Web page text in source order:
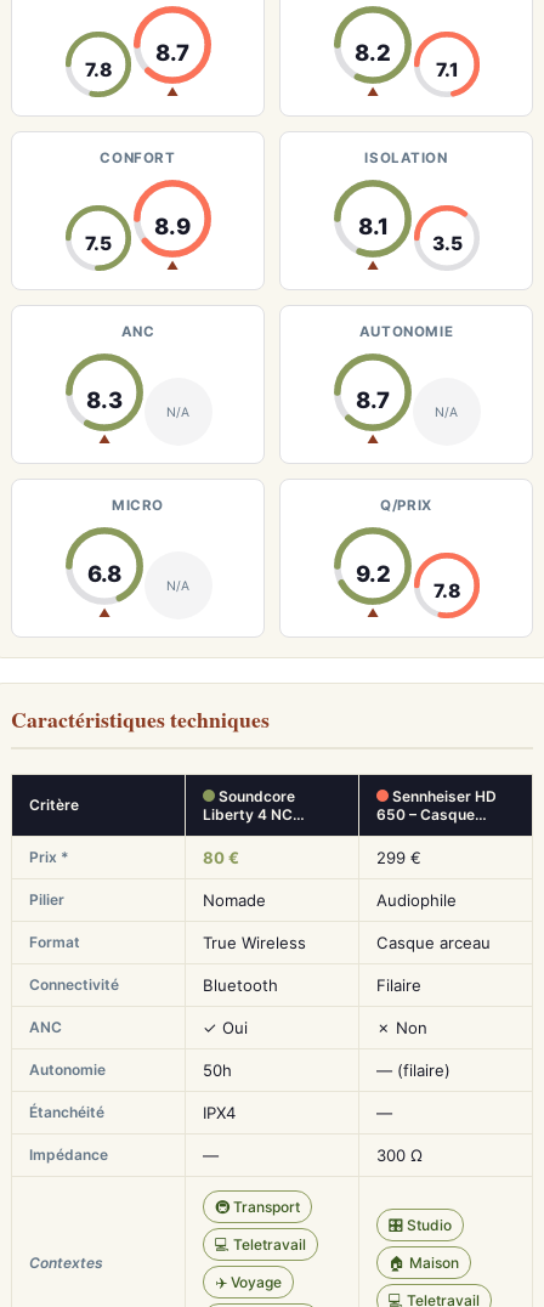
7.8
8.7
▲
8.2
▲
7.1
CONFORT
7.5
8.9
▲
ISOLATION
8.1
▲
3.5
ANC
8.3
▲
N/A
AUTONOMIE
8.7
▲
N/A
MICRO
6.8
▲
N/A
Q/PRIX
9.2
▲
7.8
Caractéristiques techniques
Critère
Soundcore
Liberty 4 NC…
Sennheiser HD
650 – Casque…
Prix * 80 € 299 €
Pilier Nomade Audiophile
Format True Wireless Casque arceau
Connectivité Bluetooth Filaire
ANC ✓ Oui ✗ Non
Autonomie 50h — (filaire)
Étanchéité IPX4 —
Impédance — 300 Ω
Contextes
🚇 Transport
💻 Teletravail
✈️ Voyage
🎛️ Studio
🏠 Maison
💻 Teletravail